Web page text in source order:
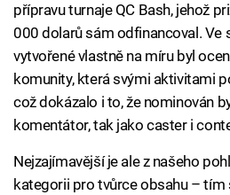
přípravu turnaje QC Bash, jehož
000 dolarů sám odfinancoval. Ve
vytvořené vlastně na míru byl
komunity, která svými aktivitami
což dokázalo i to, že nominován
komentátor, tak jako caster i
Nejzajímavější je ale z našeho
kategorii pro tvůrce obsahu – tím